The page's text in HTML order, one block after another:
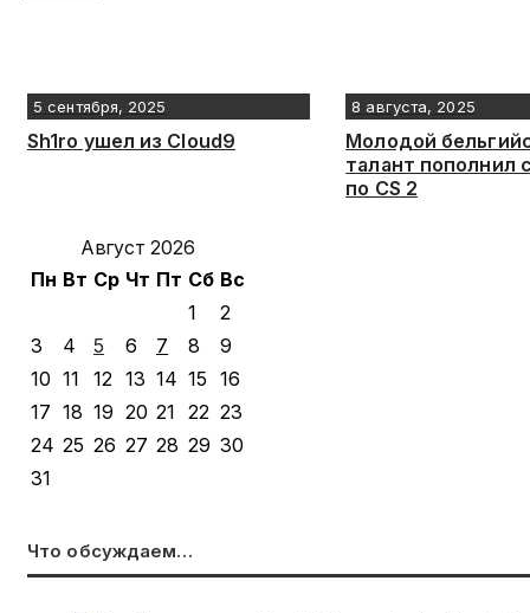
5 сентября, 2025
Sh1ro ушел из Cloud9
8 августа, 2025
Молодой
талант пополнил
по СS 2
Август 2026
Пн Вт Ср Чт Пт Сб Вс
1
2
3
4 5 6 7 8
9
10 11 12 13 14 15 16
17 18 19 20 21 22 23
24 25 26 27 28 29 30
31
Что обсуждаем…